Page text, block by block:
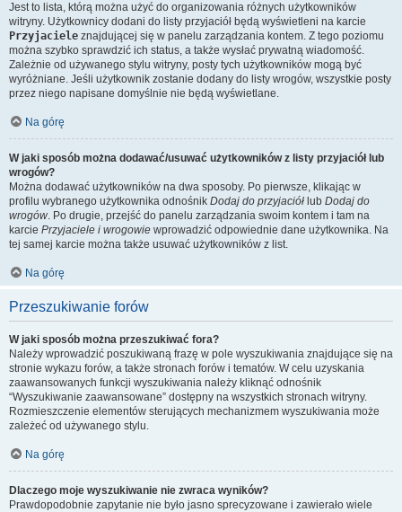
Jest to lista, którą można użyć do organizowania różnych użytkowników
witryny. Użytkownicy dodani do listy przyjaciół będą wyświetleni na karcie
Przyjaciele znajdującej się w panelu zarządzania kontem. Z tego poziomu
można szybko sprawdzić ich status, a także wysłać prywatną wiadomość.
Zależnie od używanego stylu witryny, posty tych użytkowników mogą być
wyróżniane. Jeśli użytkownik zostanie dodany do listy wrogów, wszystkie posty
przez niego napisane domyślnie nie będą wyświetlane.
Na górę
W jaki sposób można dodawać/usuwać użytkowników z listy przyjaciół lub
wrogów?
Można dodawać użytkowników na dwa sposoby. Po pierwsze, klikając w
profilu wybranego użytkownika odnośnik Dodaj do przyjaciół lub Dodaj do
wrogów. Po drugie, przejść do panelu zarządzania swoim kontem i tam na
karcie Przyjaciele i wrogowie wprowadzić odpowiednie dane użytkownika. Na
tej samej karcie można także usuwać użytkowników z list.
Na górę
Przeszukiwanie forów
W jaki sposób można przeszukiwać fora?
Należy wprowadzić poszukiwaną frazę w pole wyszukiwania znajdujące się na
stronie wykazu forów, a także stronach forów i tematów. W celu uzyskania
zaawansowanych funkcji wyszukiwania należy kliknąć odnośnik
“Wyszukiwanie zaawansowane” dostępny na wszystkich stronach witryny.
Rozmieszczenie elementów sterujących mechanizmem wyszukiwania może
zależeć od używanego stylu.
Na górę
Dlaczego moje wyszukiwanie nie zwraca wyników?
Prawdopodobnie zapytanie nie było jasno sprecyzowane i zawierało wiele